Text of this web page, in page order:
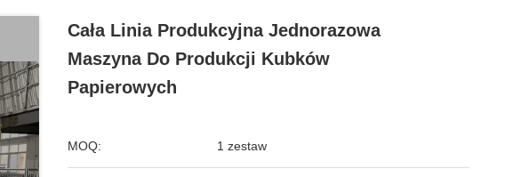
Cała Linia Produkcyjna Jednorazowa
Maszyna Do Produkcji Kubków
Papierowych
MOQ: 1 zestaw